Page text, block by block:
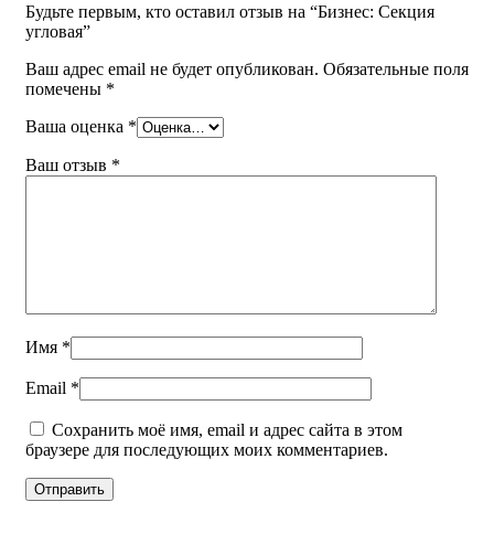
Будьте первым, кто оставил отзыв на “Бизнес: Секция
угловая”
Ваш адрес email не будет опубликован. Обязательные поля
помечены *
Ваша оценка *
Ваш отзыв *
Имя *
Email *
Сохранить моё имя, email и адрес сайта в этом
браузере для последующих моих комментариев.